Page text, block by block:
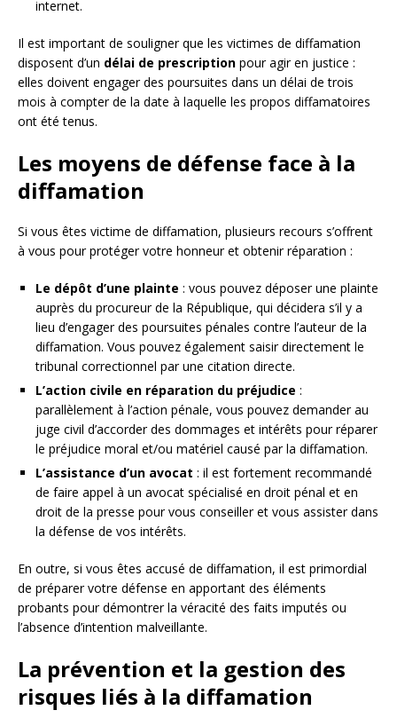
internet.
Il est important de souligner que les victimes de diffamation
disposent d’un délai de prescription pour agir en justice :
elles doivent engager des poursuites dans un délai de trois
mois à compter de la date à laquelle les propos diffamatoires
ont été tenus.
Les moyens de défense face à la
diffamation
Si vous êtes victime de diffamation, plusieurs recours s’offrent
à vous pour protéger votre honneur et obtenir réparation :
Le dépôt d’une plainte : vous pouvez déposer une plainte
auprès du procureur de la République, qui décidera s’il y a
lieu d’engager des poursuites pénales contre l’auteur de la
diffamation. Vous pouvez également saisir directement le
tribunal correctionnel par une citation directe.
L’action civile en réparation du préjudice :
parallèlement à l’action pénale, vous pouvez demander au
juge civil d’accorder des dommages et intérêts pour réparer
le préjudice moral et/ou matériel causé par la diffamation.
L’assistance d’un avocat : il est fortement recommandé
de faire appel à un avocat spécialisé en droit pénal et en
droit de la presse pour vous conseiller et vous assister dans
la défense de vos intérêts.
En outre, si vous êtes accusé de diffamation, il est primordial
de préparer votre défense en apportant des éléments
probants pour démontrer la véracité des faits imputés ou
l’absence d’intention malveillante.
La prévention et la gestion des
risques liés à la diffamation